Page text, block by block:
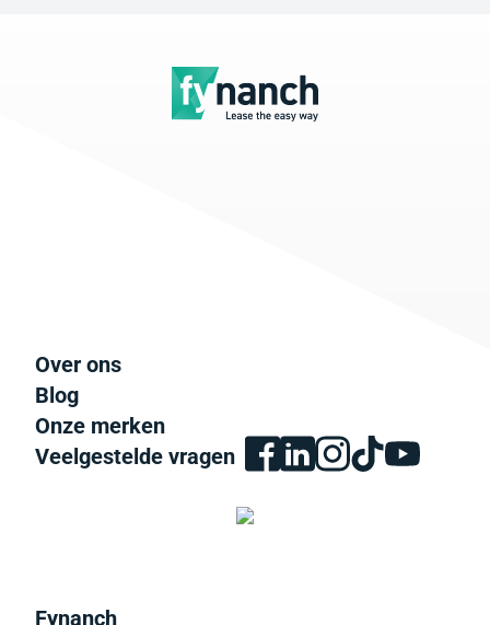
Over ons
Blog
Onze merken
Veelgestelde vragen
Fynanch